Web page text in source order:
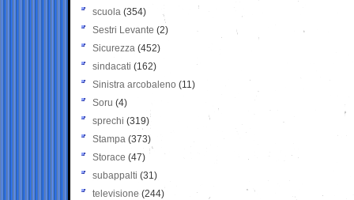
scuola (354)
Sestri Levante (2)
Sicurezza (452)
sindacati (162)
Sinistra arcobaleno (11)
Soru (4)
sprechi (319)
Stampa (373)
Storace (47)
subappalti (31)
televisione(244)